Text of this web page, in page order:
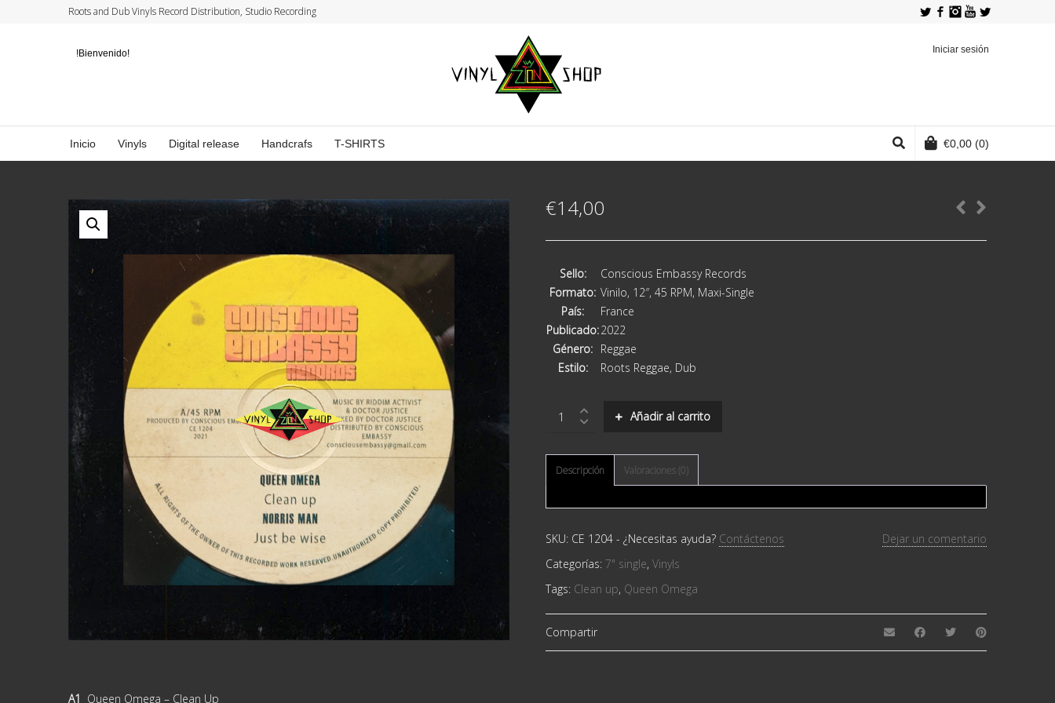
Roots and Dub Vinyls Record Distribution, Studio Recording YouTube
Instagram
Facebook
Twitter
!Bienvenido! Iniciar sesión
Inicio Vinyls Digital release Handcrafs T-SHIRTS €0,00 (0)
€14,00
Sello:
Conscious Embassy Records
Formato: Vinilo, 12″, 45 RPM, Maxi-Single
País:
France
Publicado:2022
Género: Reggae
Estilo:
Roots Reggae, Dub
Omega
Clean
Up
Añadir al carrito
Descripción Valoraciones (0)
SKU: CE 1204 -¿Necesitas ayuda? Contáctenos
Dejar un comentario
Categorías:7" single,Vinyls
Tags: Clean up, Queen Omega
Compartir
A1 Queen Omega – Clean Up